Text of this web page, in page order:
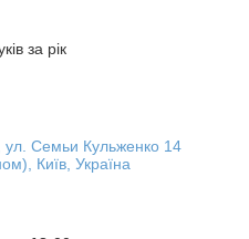
за рік
ул. Семьи Кульженко 14
Київ, Україна